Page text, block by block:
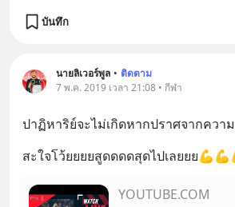
บันทึก
นายลิเวอร์พูล • ติดตาม
7 พ.ค. 2019 เวลา 21:08 • กีฬา
ปาฏิหาริย์จะไม่เกิดหากปราศจากควา
สะใจโว้ยยยยสูดดดดสุดไปเลยยย
YOUTUBE.COM